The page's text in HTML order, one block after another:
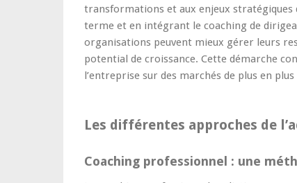
transformations et aux enjeux stratégiques
terme et en intégrant le coaching de
organisations peuvent mieux gérer leurs
potential de croissance. Cette démarche
l’entreprise sur des marchés de plus en
Les différentes approches de
Coaching professionnel : une